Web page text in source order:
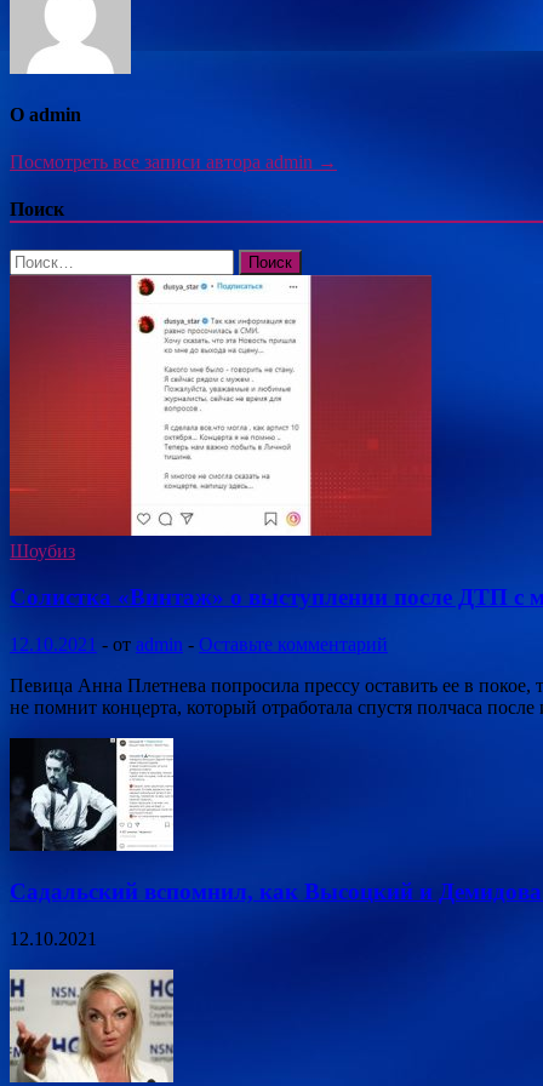
О admin
Посмотреть все записи автора admin →
Поиск
Найти:
Шоубиз
Солистка «Винтаж» о выступлении после ДТП с
12.10.2021 - от admin - Оставьте комментарий
Певица Анна Плетнева попросила прессу оставить ее в
не помнит концерта, который отработала спустя полчаса
Садальский вспомнил, как Высоцкий и
12.10.2021